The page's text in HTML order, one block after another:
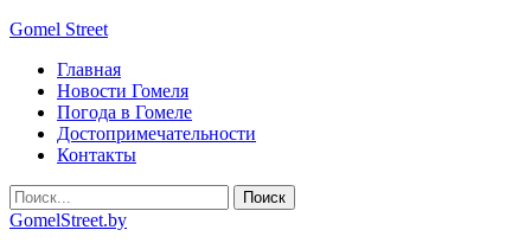
Gomel Street
Главная
Новости Гомеля
Погода в Гомеле
Достопримечательности
Контакты
GomelStreet.by